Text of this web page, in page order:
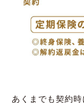
あくまでも契約